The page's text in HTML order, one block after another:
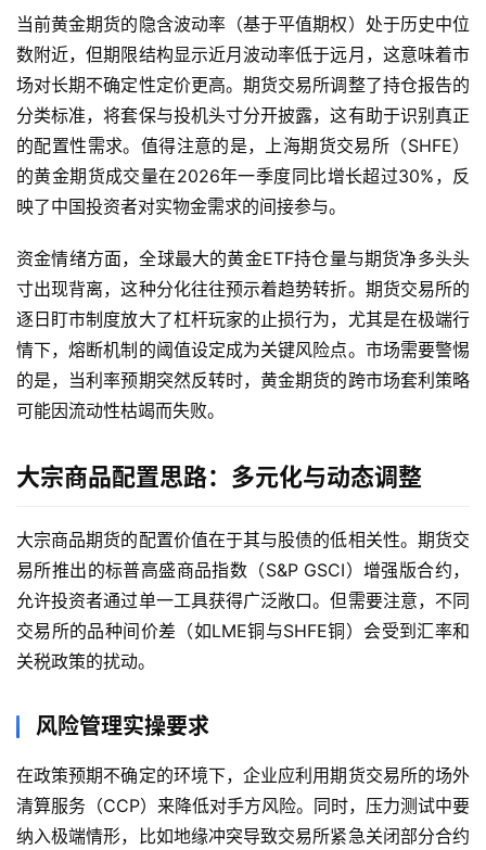
原
油
期
货
国
期
货
恒
指
期
货
期
入
门
期
货
行
金
期
货
当前黄金期货的隐含波动率（基于平值期权）处于历史中位
数附近，但期限结构显示近月波动率低于远月，这意味着市
场对长期不确定性定价更高。期货交易所调整了持仓报告的
分类标准，将套保与投机头寸分开披露，这有助于识别真正
的配置性需求。值得注意的是，上海期货交易所（SHFE）
的黄金期货成交量在2026年一季度同比增长超过30%，反
映了中国投资者对实物金需求的间接参与。
资金情绪方面，全球最大的黄金ETF持仓量与期货净多头头
寸出现背离，这种分化往往预示着趋势转折。期货交易所的
逐日盯市制度放大了杠杆玩家的止损行为，尤其是在极端行
情下，熔断机制的阈值设定成为关键风险点。市场需要警惕
的是，当利率预期突然反转时，黄金期货的跨市场套利策略
可能因流动性枯竭而失败。
大宗商品配置思路：多元化与动态调整
大宗商品期货的配置价值在于其与股债的低相关性。期货交
易所推出的标普高盛商品指数（S&P GSCI）增强版合约，
允许投资者通过单一工具获得广泛敞口。但需要注意，不同
交易所的品种间价差（如LME铜与SHFE铜）会受到汇率和
关税政策的扰动。
风险管理实操要求
在政策预期不确定的环境下，企业应利用期货交易所的场外
清算服务（CCP）来降低对手方风险。同时，压力测试中要
纳入极端情形，比如地缘冲突导致交易所紧急关闭部分合约